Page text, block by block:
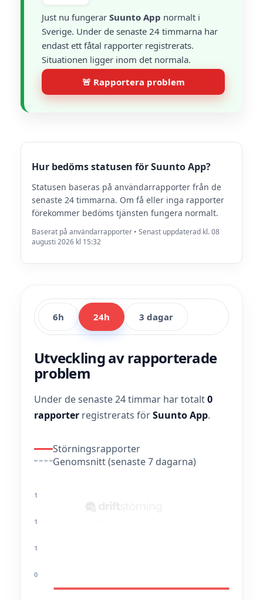
Just nu fungerar Suunto App normalt i
Sverige. Under de senaste 24 timmarna har
endast ett fåtal rapporter registrerats.
Situationen ligger inom det normala.
🚨 Rapportera problem
Hur bedöms statusen för Suunto App?
Statusen baseras på användarrapporter från de
senaste 24 timmarna. Om få eller inga rapporter
förekommer bedöms tjänsten fungera normalt.
Baserat på användarrapporter • Senast uppdaterad kl. 08
augusti 2026 kl 15:32
6h 24h 3 dagar
Utveckling av rapporterade
problem
Under de senaste 24 timmar har totalt0
rapporter registrerats förSuunto App.
Störningsrapporter
Genomsnitt (senaste 7 dagarna)
1
1
1
0